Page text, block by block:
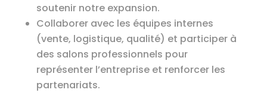
soutenir notre expansion.
Collaborer avec les équipes internes
(vente, logistique, qualité) et participer à
des salons professionnels pour
représenter l’entreprise et renforcer les
partenariats.